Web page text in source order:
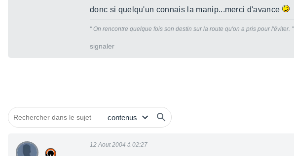
donc si quelqu'un connais la manip...merci d'avance
" On rencontre quelque fois son destin sur la route qu'on a pris pour l'éviter. "
signaler
12 Aout 2004 à 02:27